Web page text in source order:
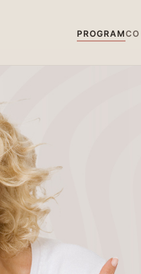
PROGRAM